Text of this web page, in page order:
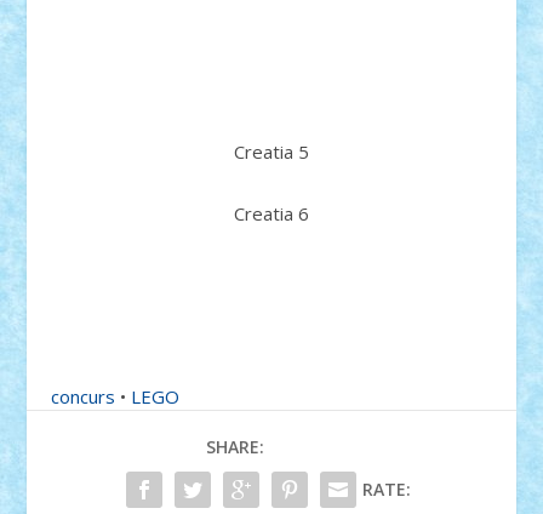
Creatia 5
Creatia 6
concurs • LEGO
SHARE:
RATE: